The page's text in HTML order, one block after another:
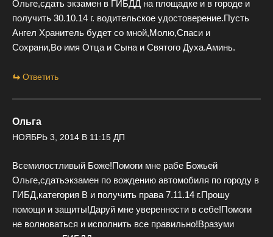
Ольге,сдать экзамен в ГИБДД на площадке и в городе и
получить 30.10.14 г. водительское удостоверение.Пусть
Ангел Хранитель будет со мной,Молю,Спаси и
Сохрани,Во имя Отца и Сына и Святого Духа.Аминь.
Ответить
Ольга
НОЯБРЬ 3, 2014 В 11:15 ДП
Всемилостливый Боже!Помоги мне рабе Божьей
Ольге,сдатьэкзамен по вождению автомобиля по городу в
ГИБД,категория В и получить права 7.11.14 г.Прошу
помощи и защиты!Даруй мне уверенности в себе!Помоги
не волноваться и исполнить все правильно!Вразуми